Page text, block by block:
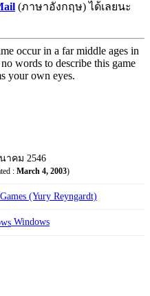
(ภาษาอังกฤษ) ได้เลยนะ
occur in a far middle ages in
words to describe this game
your own eyes.
าคม 2546
: March 4, 2003)
(Yury Reyngardt)
Windows